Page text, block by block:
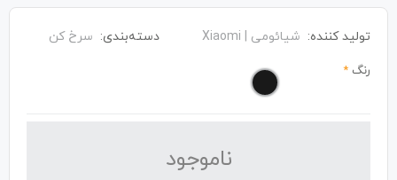
تولید کننده: شیائومی | Xiaomi دسته‌بندی: سرخ کن
رنگ *
نا‌موجود